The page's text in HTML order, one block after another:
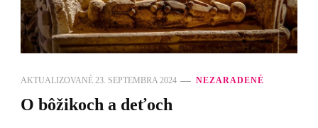
AKTUALIZOVANÉ 23. SEPTEMBRA 2024 NEZARADENÉ
O bôžikoch a deťoch